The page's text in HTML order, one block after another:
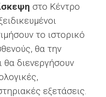
στο Κέντρο
το ιστορικό
θα την
θα διενεργήσουν
εξετάσεις.